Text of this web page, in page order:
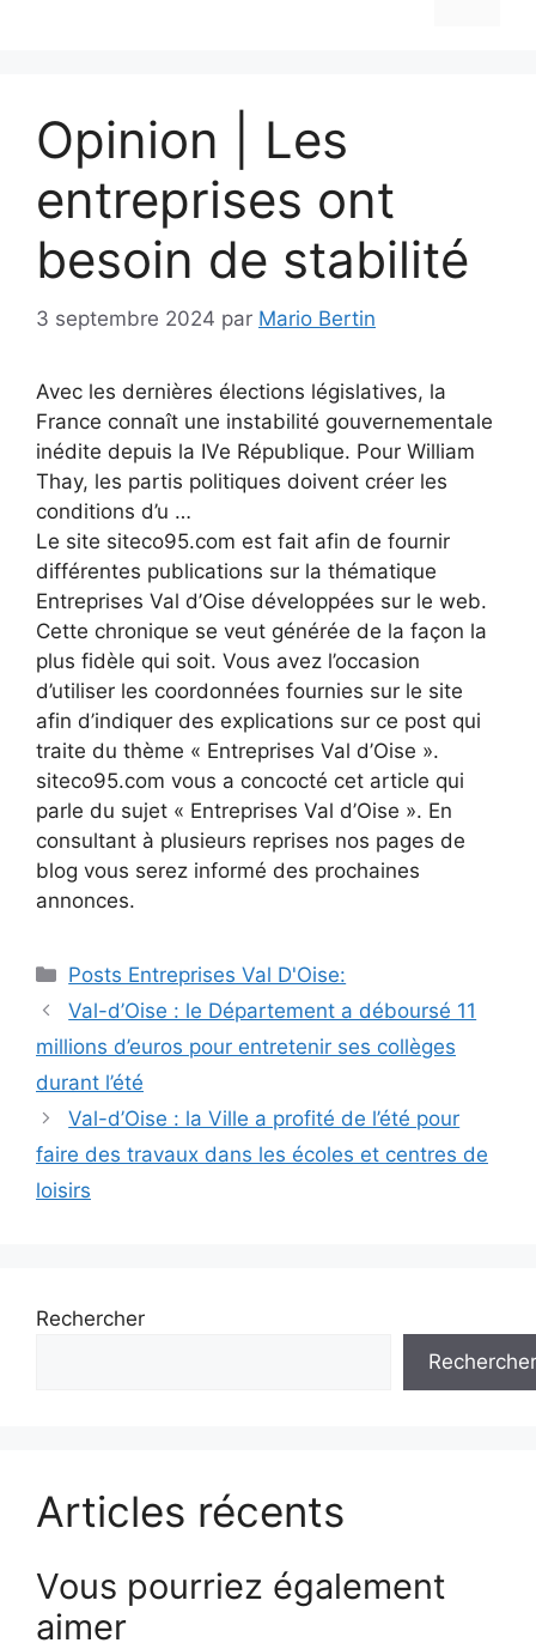
Opinion | Les
entreprises ont
besoin de stabilité
3 septembre 2024 par Mario Bertin
Avec les dernières élections législatives, la
France connaît une instabilité gouvernementale
inédite depuis la IVe République. Pour William
Thay, les partis politiques doivent créer les
conditions d’u …
Le site siteco95.com est fait afin de fournir
différentes publications sur la thématique
Entreprises Val d’Oise développées sur le web.
Cette chronique se veut générée de la façon la
plus fidèle qui soit. Vous avez l’occasion
d’utiliser les coordonnées fournies sur le site
afin d’indiquer des explications sur ce post qui
traite du thème « Entreprises Val d’Oise ».
siteco95.com vous a concocté cet article qui
parle du sujet « Entreprises Val d’Oise ». En
consultant à plusieurs reprises nos pages de
blog vous serez informé des prochaines
annonces.
Catégories
Posts Entreprises Val D'Oise:
Navigation
des
Val-d’Oise : le Département a déboursé 11
millions d’euros pour entretenir ses collèges
durant l’été
Val-d’Oise : la Ville a profité de l’été pour
faire des travaux dans les écoles et centres de
loisirs
Rechercher
Rechercher
Articles récents
Vous pourriez également
aimer